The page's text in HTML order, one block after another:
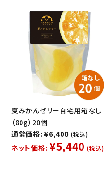
夏みかんゼリー自宅用箱なし
（80g）20個
通常価格: ¥6,400 (税込)
ネット価格: ¥5,440 (税込)